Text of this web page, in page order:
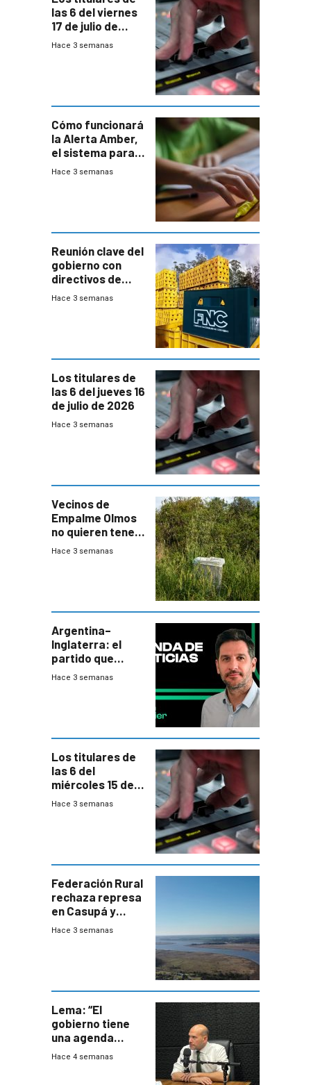
las 6 del viernes
17 de julio de
2026
Hace 3 semanas
Cómo funcionará
la Alerta Amber,
el sistema para
la búsqueda
Hace 3 semanas
Reunión clave del
gobierno con
directivos de
Fábricas
Hace 3 semanas
Los titulares de
las 6 del jueves 16
de julio de 2026
Hace 3 semanas
Vecinos de
Empalme Olmos
no quieren tener
cerca una planta
departamental
Hace 3 semanas
Argentina–
Inglaterra: el
partido que
nunca termina
Hace 3 semanas
Los titulares de
las 6 del
miércoles 15 de
julio de 2026
Hace 3 semanas
Federación Rural
rechaza represa
en Casupá y
firma demanda
Hace 3 semanas
Lema: “El
gobierno tiene
una agenda
destructiva”
Hace 4 semanas